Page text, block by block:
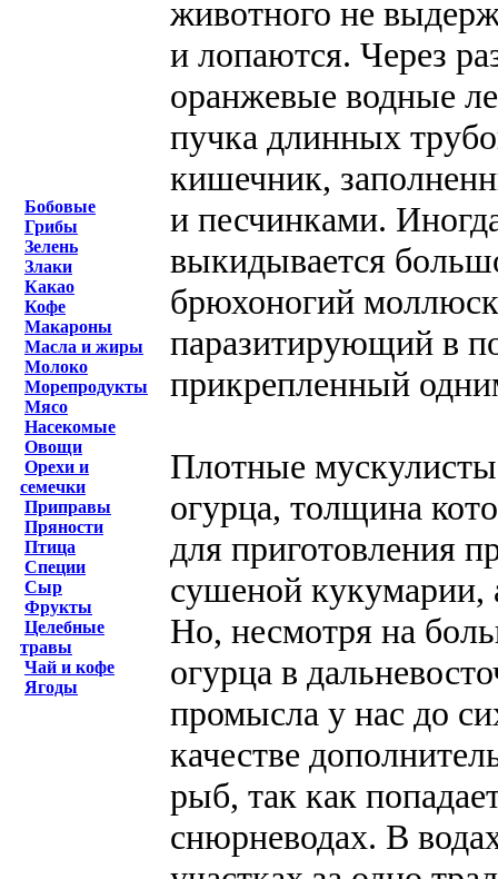
Бобовые
Грибы
Зелень
Злаки
Какао
Кофе
Макароны
Масла и жиры
Молоко
Морепродукты
Мясо
Насекомые
Овощи
Орехи и
семечки
Приправы
Пряности
Птица
Специи
Сыр
Фрукты
Целебные
травы
Чай и кофе
Ягоды
животного не
и лопаются. Через
оранжевые водные
пучка длинных
кишечник,
и песчинками.
выкидывается
брюхоногий
паразитирующий в
прикрепленный
Плотные
огурца, толщина
для приготовления
сушеной кукумарии,
Но, несмотря на
огурца в
промысла у нас до
качестве
рыб, так как
снюрневодах. В